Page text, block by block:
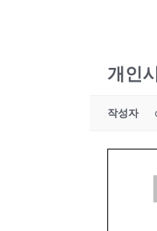
개인
작성자